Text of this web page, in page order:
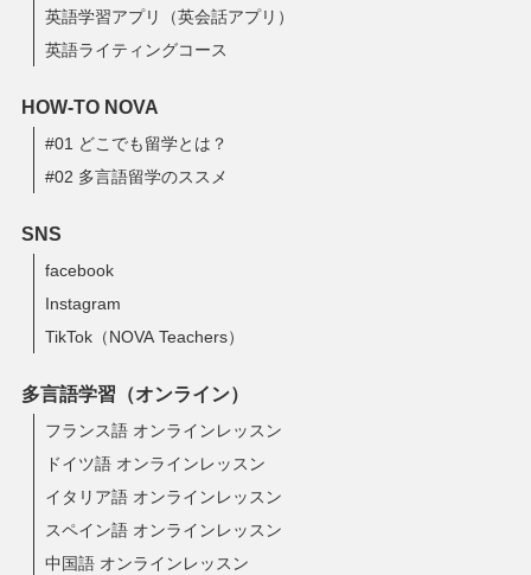
英語学習アプリ（英会話アプリ）
英語ライティングコース
HOW-TO NOVA
#01 どこでも留学とは？
#02 多言語留学のススメ
SNS
facebook
Instagram
TikTok（NOVA Teachers）
多言語学習（オンライン）
フランス語 オンラインレッスン
ドイツ語 オンラインレッスン
イタリア語 オンラインレッスン
スペイン語 オンラインレッスン
中国語 オンラインレッスン